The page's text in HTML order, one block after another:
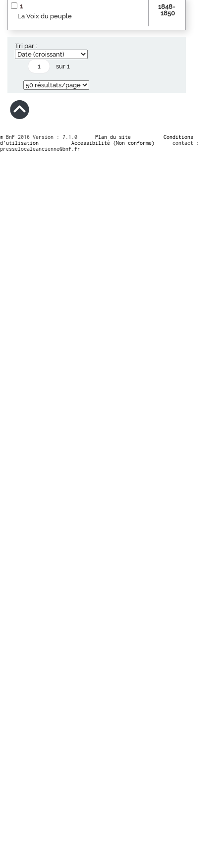
1
La Voix du peuple
1848-
1850
Tri par :
sur 1
© BnF 2016 Version : 7.1.0 Plan du site
Conditions
d’utilisation
Accessibilité (Non conforme)
contact :
presselocaleancienne@bnf.fr